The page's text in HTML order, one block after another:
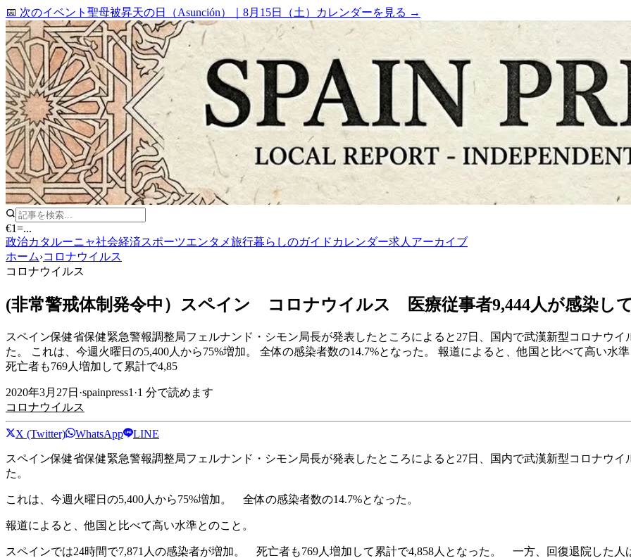
📅 次のイベント 聖母被昇天の日（Asunción） 8月15日（土） カレンダーを見る →
€1=...
政治カタルーニャ社会経済スポーツエンタメ旅行暮らしのガイド カレンダー求人 アーカイブ
ホーム›コロナウイルス
コロナウイルス
(非常警戒体制発令中）スペイン コロナウイルス 医療従事者9,444人が感染し
スペイン保健省保健緊急警報調整局フェルナンド・シモン局長が発表したところによると27日、国内で武漢新型コロナウ
た。 これは、今週火曜日の5,400人から75%増加。 全体の感染者数の14.7%となった。 報道によると、他国と比べて高い水
死亡者も769人増加して累計で4,85
2020年3月27日 ·spainpress1 ·1 分で読めます
コロナウイルス
X (Twitter) WhatsApp LINE
スペイン保健省保健緊急警報調整局フェルナンド・シモン局長が発表したところによると27日、国内で武漢新型コロナウ
た。
これは、今週火曜日の5,400人から75%増加。 全体の感染者数の14.7%となった。
報道によると、他国と比べて高い水準とのこと。
スペインでは24時間で7,871人の感染者が増加。 死亡者も769人増加して累計で4,858人となった。 一方、回復退院した人